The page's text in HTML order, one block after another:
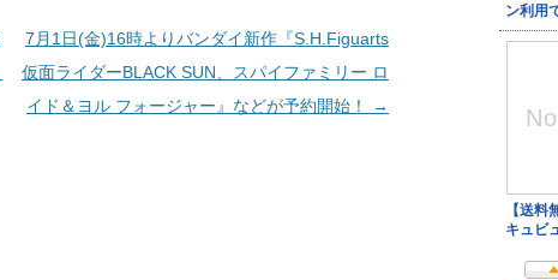
7月1日(金)16時よりバンダイ新作『S.H.Figuarts
仮面ライダーBLACK SUN、スパイファミリー ロ
イド＆ヨル フォージャー』などが予約開始！
→